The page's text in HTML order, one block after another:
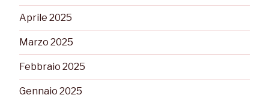
Aprile 2025
Marzo 2025
Febbraio 2025
Gennaio 2025